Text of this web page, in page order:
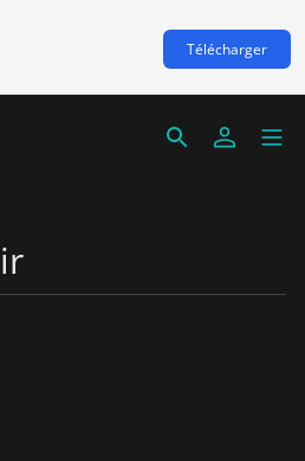
Télécharger